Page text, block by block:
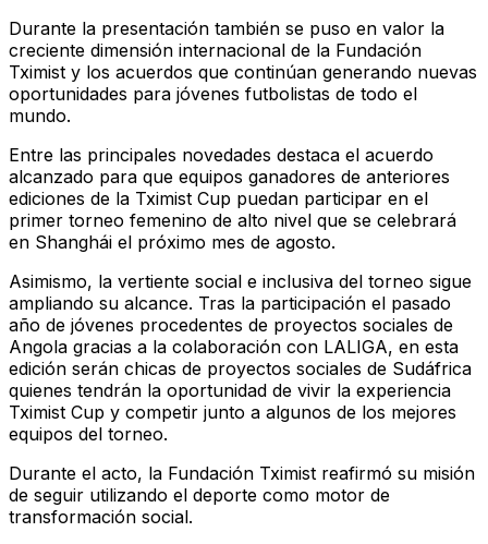
Durante la presentación también se puso en valor la
creciente dimensión internacional de la Fundación
Tximist y los acuerdos que continúan generando nuevas
oportunidades para jóvenes futbolistas de todo el
mundo.
Entre las principales novedades destaca el acuerdo
alcanzado para que equipos ganadores de anteriores
ediciones de la Tximist Cup puedan participar en el
primer torneo femenino de alto nivel que se celebrará
en Shanghái el próximo mes de agosto.
Asimismo, la vertiente social e inclusiva del torneo sigue
ampliando su alcance. Tras la participación el pasado
año de jóvenes procedentes de proyectos sociales de
Angola gracias a la colaboración con LALIGA, en esta
edición serán chicas de proyectos sociales de Sudáfrica
quienes tendrán la oportunidad de vivir la experiencia
Tximist Cup y competir junto a algunos de los mejores
equipos del torneo.
Durante el acto, la Fundación Tximist reafirmó su misión
de seguir utilizando el deporte como motor de
transformación social.